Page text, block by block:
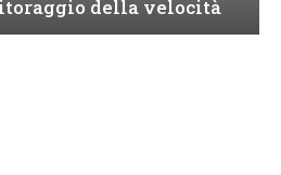
della velocità